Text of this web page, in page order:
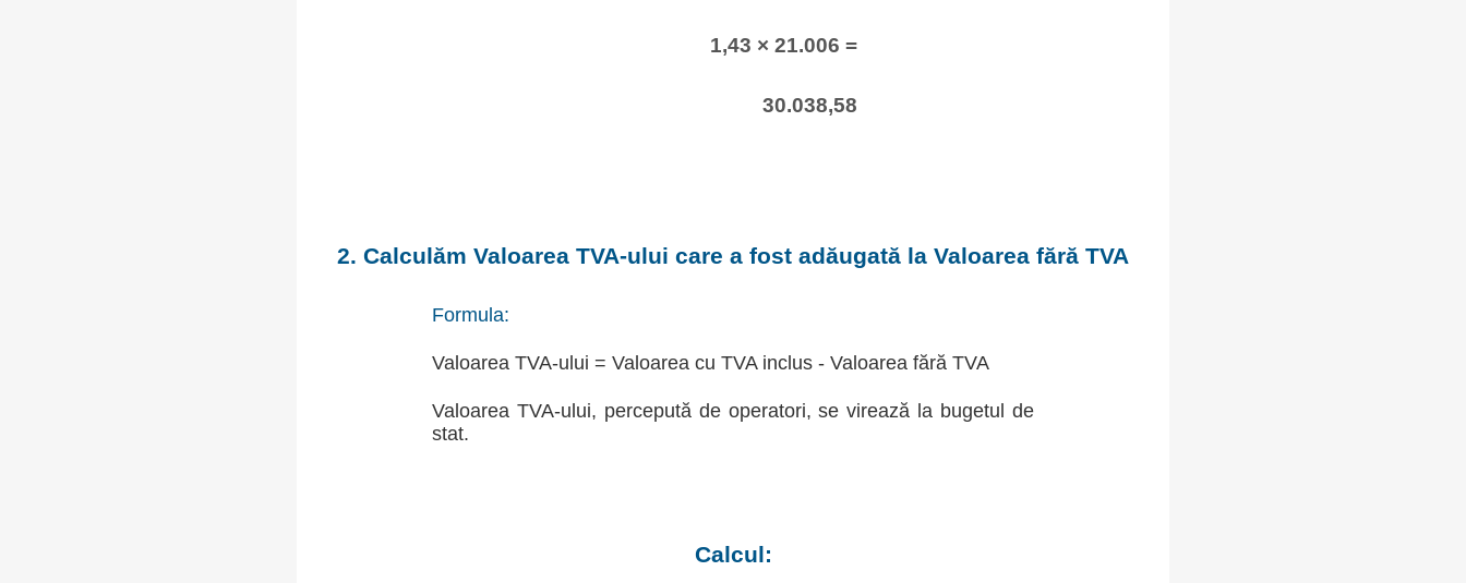
1,43 × 21.006 =
30.038,58
2. Calculăm Valoarea TVA-ului care a fost adăugată la Valoarea fără TVA
Formula:
Valoarea TVA-ului = Valoarea cu TVA inclus - Valoarea fără TVA
Valoarea TVA-ului, percepută de operatori, se virează la bugetul de
stat.
Calcul: